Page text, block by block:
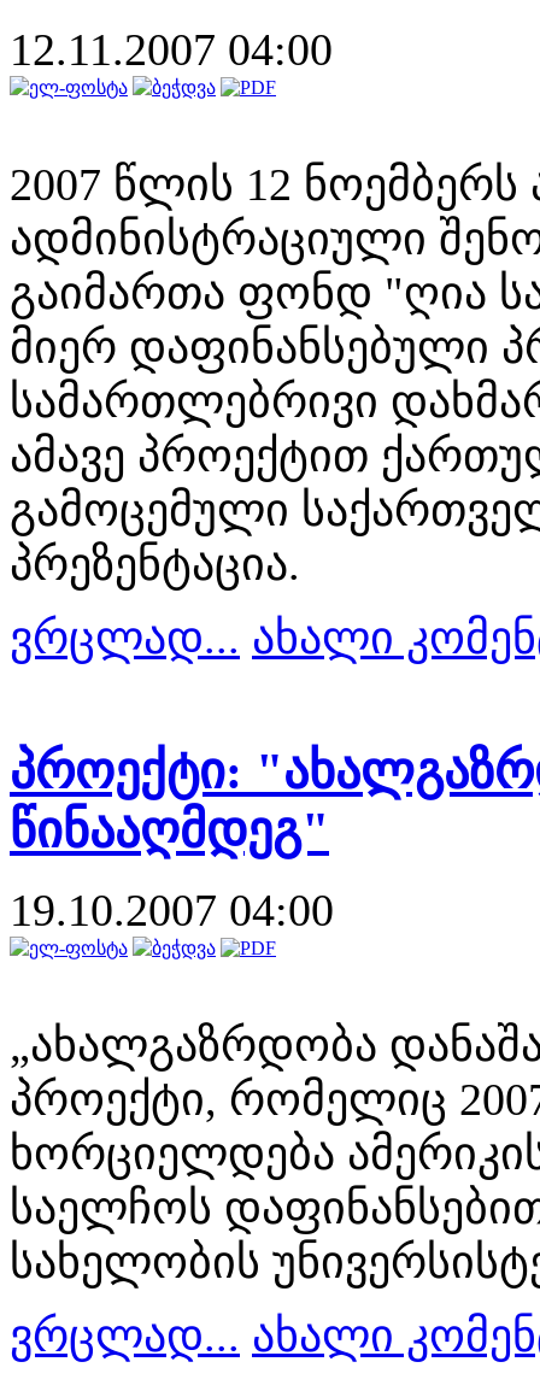
12.11.2007 04:00
2007 წლის 12
ადმინისტრაციული
გაიმართა ფონდ "ღია
მიერ დაფინანსებული
სამართლებრივი
ამავე პროექტით
გამოცემული
პრეზენტაცია.
ვრცლად... ახალი
პროექტი:
წინააღმდეგ"
19.10.2007 04:00
„ახალგაზრდობა
პროექტი, რომელიც
ხორციელდება
საელჩოს
სახელობის
ვრცლად... ახალი